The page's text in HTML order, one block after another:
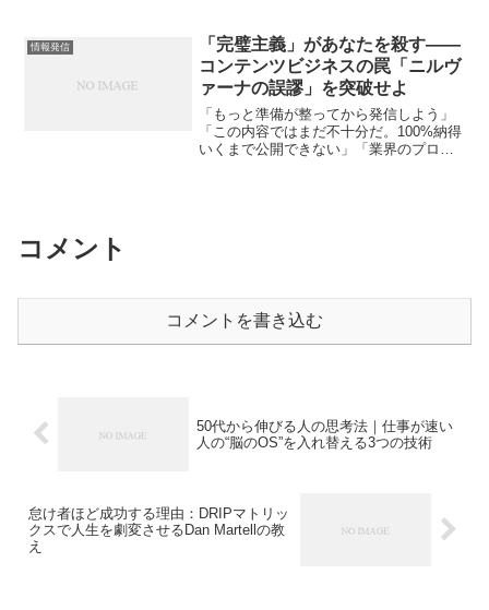
を待っているのは、皮肉にも「以前より
忙しくなった自分」です...
情報発信
「完璧主義」があなたを殺す――
コンテンツビジネスの罠「ニルヴ
ァーナの誤謬」を突破せよ
「もっと準備が整ってから発信しよう」
「この内容ではまだ不十分だ。100%納得
いくまで公開できない」「業界のプロと
コメント
コメントを書き込む
50代から伸びる人の思考法｜仕事が速い
人の“脳のOS”を入れ替える3つの技術
怠け者ほど成功する理由：DRIPマトリッ
クスで人生を劇変させるDan Martellの教
え